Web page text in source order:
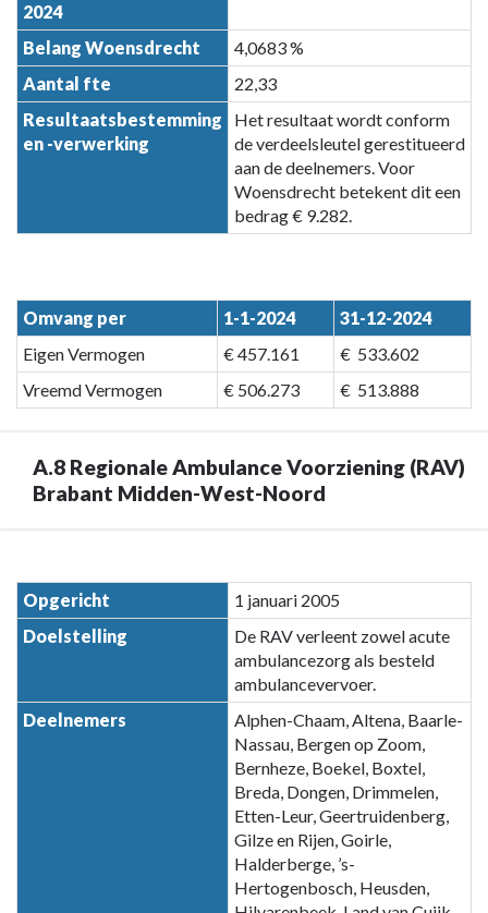
2024
Belang Woensdrecht
4,0683 %
Aantal fte
22,33
Resultaatsbestemming
en -verwerking
Het resultaat wordt conform
de verdeelsleutel gerestitueerd
aan de deelnemers. Voor
Woensdrecht betekent dit een
bedrag € 9.282.
Omvang per 1-1-2024
31-12-2024
Eigen Vermogen
€ 457.161
€ 533.602
Vreemd Vermogen
€ 506.273 € 513.888
A.8 Regionale Ambulance Voorziening (RAV)
Brabant Midden-West-Noord
naar
navigatie
Verbonden
Opgericht
1 januari 2005
Doelstelling
De RAV verleent zowel acute
ambulancezorg als besteld
ambulancevervoer.
Deelnemers
Alphen-Chaam, Altena, Baarle-
Nassau, Bergen op Zoom,
Bernheze, Boekel, Boxtel,
Breda, Dongen, Drimmelen,
Etten-Leur, Geertruidenberg,
Gilze en Rijen, Goirle,
Halderberge, ’s-
Hertogenbosch, Heusden,